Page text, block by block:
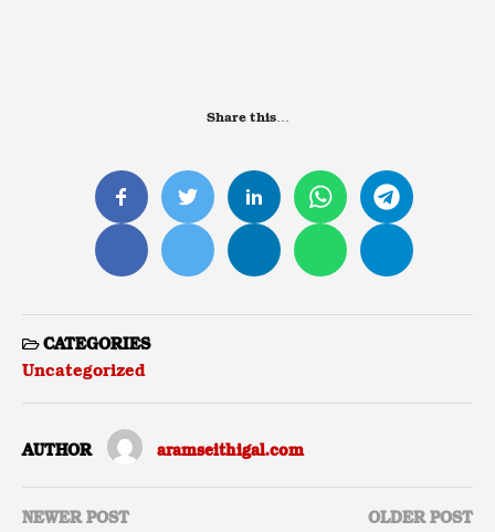
Share this…
CATEGORIES
Uncategorized
AUTHOR aramseithigal.com
NEWER POST OLDER POST